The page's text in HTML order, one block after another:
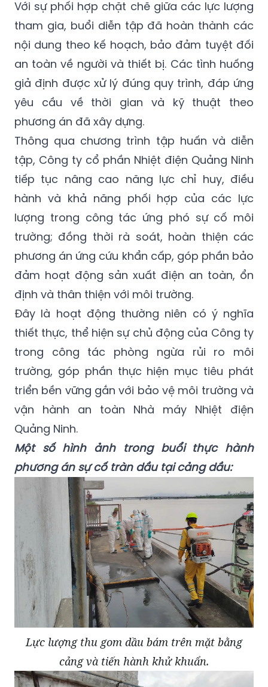
Với sự phối hợp chặt chẽ giữa các lực lượng
tham gia, buổi diễn tập đã hoàn thành các
nội dung theo kế hoạch, bảo đảm tuyệt đối
an toàn về người và thiết bị. Các tình huống
giả định được xử lý đúng quy trình, đáp ứng
yêu cầu về thời gian và kỹ thuật theo
phương án đã xây dựng.
Thông qua chương trình tập huấn và diễn
tập, Công ty cổ phần Nhiệt điện Quảng Ninh
tiếp tục nâng cao năng lực chỉ huy, điều
hành và khả năng phối hợp của các lực
lượng trong công tác ứng phó sự cố môi
trường; đồng thời rà soát, hoàn thiện các
phương án ứng cứu khẩn cấp, góp phần bảo
đảm hoạt động sản xuất điện an toàn, ổn
định và thân thiện với môi trường.
Đây là hoạt động thường niên có ý nghĩa
thiết thực, thể hiện sự chủ động của Công ty
trong công tác phòng ngừa rủi ro môi
trường, góp phần thực hiện mục tiêu phát
triển bền vững gắn với bảo vệ môi trường và
vận hành an toàn Nhà máy Nhiệt điện
Quảng Ninh.
Một số hình ảnh trong buổi thực hành
phương án sự cố tràn dầu tại cảng dầu:
Lực lượng thu gom dầu bám trên mặt bằng
cảng và tiến hành khử khuẩn.